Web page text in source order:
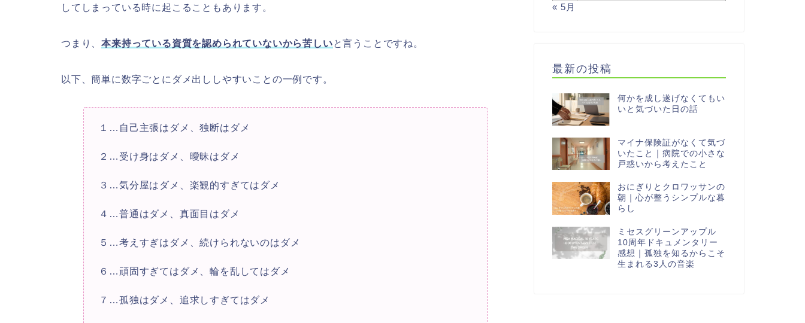
してしまっている時に起こることもあります。
つまり、本来持っている資質を認められていないから苦しいと言うことですね。
以下、簡単に数字ごとにダメ出ししやすいことの一例です。
１…自己主張はダメ、独断はダメ
２…受け身はダメ、曖昧はダメ
３…気分屋はダメ、楽観的すぎてはダメ
４…普通はダメ、真面目はダメ
５…考えすぎはダメ、続けられないのはダメ
６…頑固すぎてはダメ、輪を乱してはダメ
７…孤独はダメ、追求しすぎてはダメ
« 5月
最新の投稿
何かを成し遂げなくてもい
いと気づいた日の話
マイナ保険証がなくて気づ
いたこと｜病院での小さな
戸惑いから考えたこと
おにぎりとクロワッサンの
朝｜心が整うシンプルな暮
らし
ミセスグリーンアップル
10周年ドキュメンタリー
感想｜孤独を知るからこそ
生まれる3人の音楽